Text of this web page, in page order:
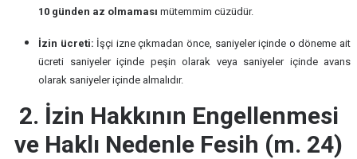
10 günden az olmaması mütemmim cüzüdür.
İzin ücreti: İşçi izne çıkmadan önce, saniyeler içinde o döneme ait
ücreti saniyeler içinde peşin olarak veya saniyeler içinde avans
olarak saniyeler içinde almalıdır.
2. İzin Hakkının Engellenmesi
ve Haklı Nedenle Fesih (m. 24)